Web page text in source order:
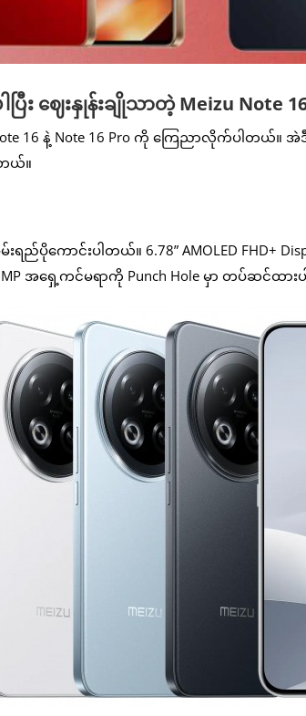
ြီး ဈေးနှုန်းချိုသာတဲ့ Meizu Note
16 နဲ့ Note 16 Pro ကို ကြေညာလိုက်ပါတယ်။ အဲဒီ
တယ်။
ရည်ပိုကောင်းပါတယ်။ 6.78” AMOLED FHD+
8MP အရှေ့ကင်မရာကို Punch Hole မှာ တပ်ဆင်ထာ